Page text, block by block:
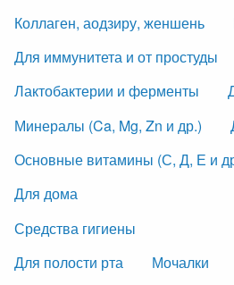
Коллаген, аодзиру, женшень
Для иммунитета и от простуды
Лактобактерии и ферменты
Минералы (Ca, Mg, Zn и др.)
Основные витамины (С, Д, Е и
Для дома
Средства гигиены
Для полости рта
Мочалки